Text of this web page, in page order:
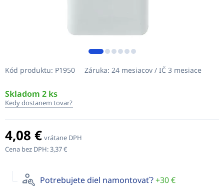
Kód produktu: P1950 Záruka: 24 mesiacov / IČ 3 mesiace
Skladom 2 ks
Kedy dostanem tovar?
4,08 € vrátane DPH
Cena bez DPH:3,37 €
Potrebujete diel namontovať?+30 €